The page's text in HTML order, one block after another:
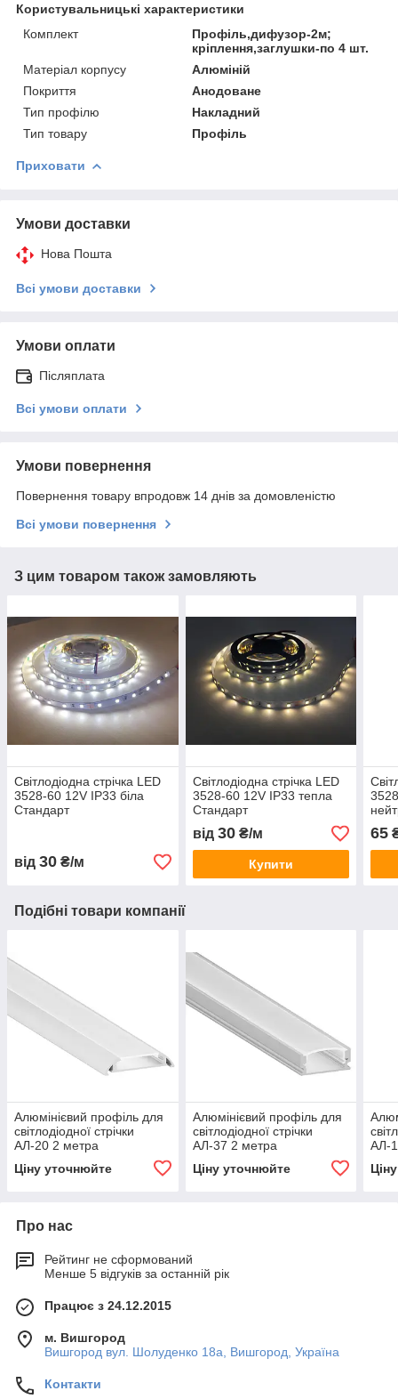
Користувальницькі характеристики
Комплект
Профіль,дифузор-2м;
кріплення,заглушки-по 4 шт.
Матеріал корпусу
Алюміній
Покриття
Анодоване
Тип профілю
Накладний
Тип товару
Профіль
Приховати
Умови доставки
Нова Пошта
Всі умови доставки
Умови оплати
Післяплата
Всі умови оплати
Умови повернення
Повернення товару впродовж 14 днів за домовленістю
Всі умови повернення
З цим товаром також замовляють
Світлодіодна стрічка LED
3528-60 12V IP33 біла
Стандарт
від 30 ₴/м
Світлодіодна стрічка LED
3528-60 12V IP33 тепла
Стандарт
від 30₴/м
Купити
65
Подібні товари компанії
Алюмінієвий профіль для
світлодіодної стрічки
АЛ-20 2 метра
LEDUA
Ціну уточнюйте
Алюмінієвий профіль для
світлодіодної стрічки
АЛ-37 2 метра
LEDUA
Ціну уточнюйте
АЛ-
Про нас
Рейтинг не сформований
Менше 5 відгуків за останній рік
Працює з 24.12.2015
м. Вишгород
Вишгород вул. Шолуденко 18а, Вишгород, Україна
Контакти